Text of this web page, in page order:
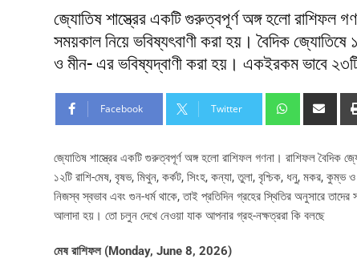
জ্যোতিষ শাস্ত্রের একটি গুরুত্বপূর্ণ অঙ্গ হলো রাশিফল
সময়কাল নিয়ে ভবিষ্যৎবাণী করা হয়। বৈদিক
ও মীন- এর ভবিষ্যদ্বাণী করা হয়। একইরকম ভাবে
Facebook Twitter
জ্যোতিষ শাস্ত্রের একটি গুরুত্বপূর্ণ অঙ্গ হলো রাশিফল গণনা। রাশিফল বৈদিক
১২টি রাশি-মেষ, বৃষভ, মিথুন, কর্কট, সিংহ, কন্যা, তুলা, বৃশ্চিক, ধনু, মকর, কুম্ভ
নিজস্ব স্বভাব এবং গুন-ধর্ম থাকে, তাই প্রতিদিন গ্রহের স্থিতির অনুসারে
আলাদা হয়। তো চলুন দেখে নেওয়া যাক আপনার গ্রহ-নক্ষত্ররা কি বলছে
মেষ রাশিফল (Monday, June 8, 2026)